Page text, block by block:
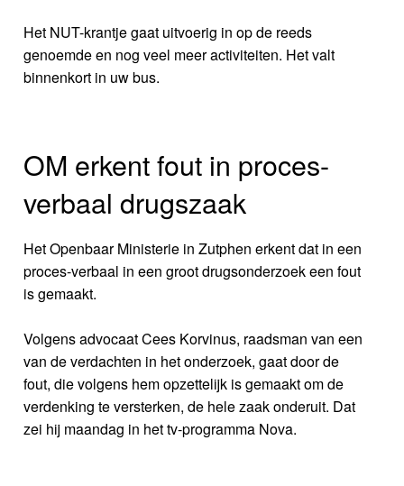
Het NUT-krantje gaat uitvoerig in op de reeds
genoemde en nog veel meer activiteiten. Het valt
binnenkort in uw bus.
OM erkent fout in proces-
verbaal drugszaak
Het Openbaar Ministerie in Zutphen erkent dat in een
proces-verbaal in een groot drugsonderzoek een fout
is gemaakt.
Volgens advocaat Cees Korvinus, raadsman van een
van de verdachten in het onderzoek, gaat door de
fout, die volgens hem opzettelijk is gemaakt om de
verdenking te versterken, de hele zaak onderuit. Dat
zei hij maandag in het tv-programma Nova.